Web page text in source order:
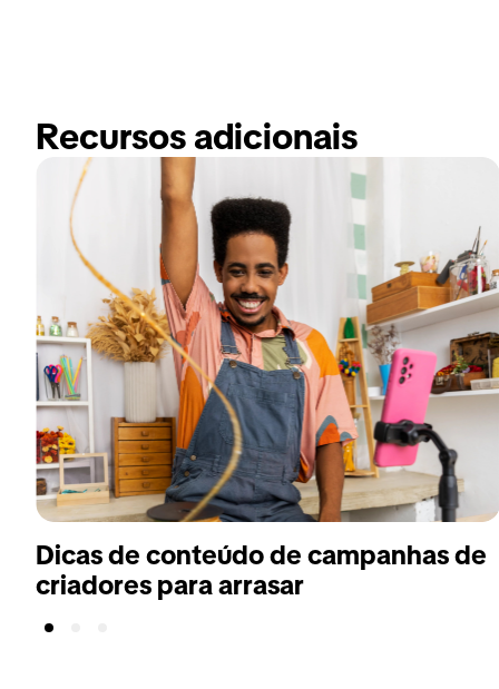
Recursos adicionais
Dicas de conteúdo de campanhas de
criadores para arrasar